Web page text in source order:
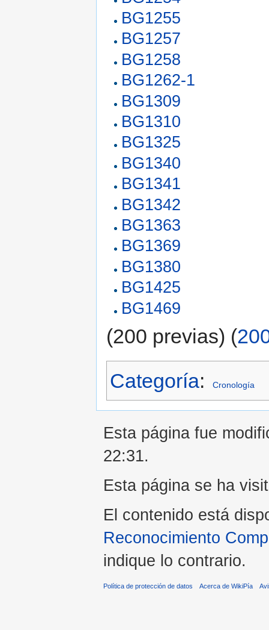
BG1255
BG1257
BG1258
BG1262-1
BG1309
BG1310
BG1325
BG1340
BG1341
BG1342
BG1363
BG1369
BG1380
BG1425
BG1469
(200 previas) (
Categoría: Cronología
Esta página fue
22:31.
Esta página se ha
El contenido está
Reconocimiento
indique lo contrario.
Política de protección de datos Acerca de WikiPía